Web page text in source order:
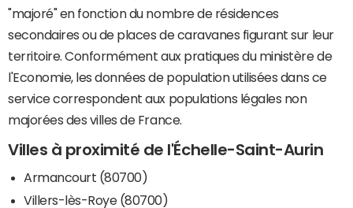
"majoré" en fonction du nombre de résidences
secondaires ou de places de caravanes figurant sur leur
territoire. Conformément aux pratiques du ministère de
l'Economie, les données de population utilisées dans ce
service correspondent aux populations légales non
majorées des villes de France.
Villes à proximité de l'Échelle-Saint-Aurin
Armancourt (80700)
Villers-lès-Roye (80700)